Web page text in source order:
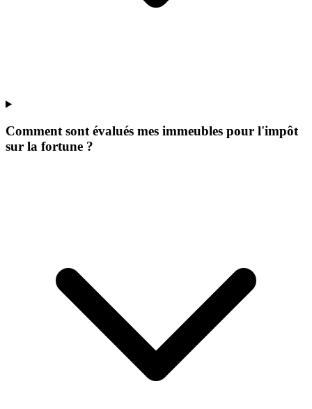
Comment sont évalués mes immeubles pour l'impôt
sur la fortune ?